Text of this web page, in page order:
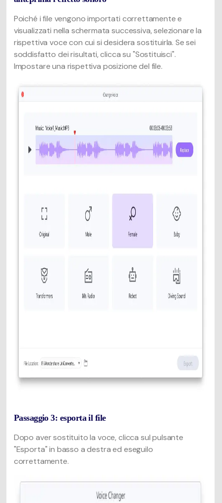
Poiché i file vengono importati correttamente e
visualizzati nella schermata successiva, selezionare la
rispettiva voce con cui si desidera sostituirla. Se sei
soddisfatto dei risultati, clicca su "Sostituisci".
Impostare una rispettiva posizione del file.
Passaggio 3: esporta il file
Dopo aver sostituito la voce, clicca sul pulsante
"Esporta" in basso a destra ed eseguilo
correttamente.